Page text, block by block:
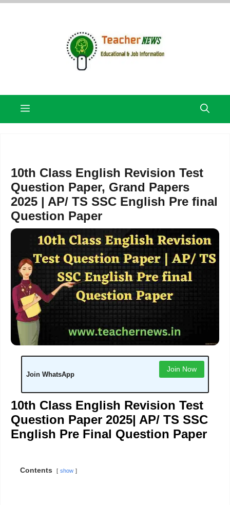
Skip
Menu
10th Class English Revision Test
Question Paper, Grand Papers
2025 | AP/ TS SSC English Pre final
Question Paper
Join WhatsApp
Join Now
10th Class English Revision Test
Question Paper 2025| AP/ TS SSC
English Pre Final Question Paper
Contents show